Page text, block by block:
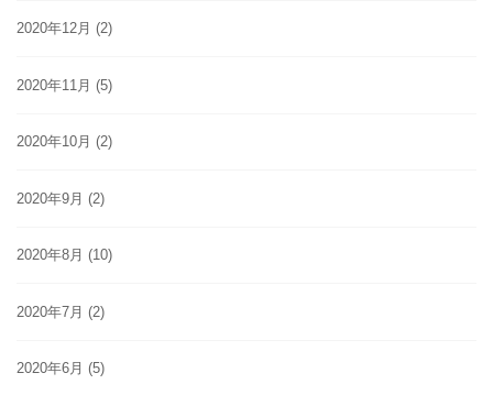
2020年12月 (2)
2020年11月 (5)
2020年10月 (2)
2020年9月 (2)
2020年8月 (10)
2020年7月 (2)
2020年6月 (5)